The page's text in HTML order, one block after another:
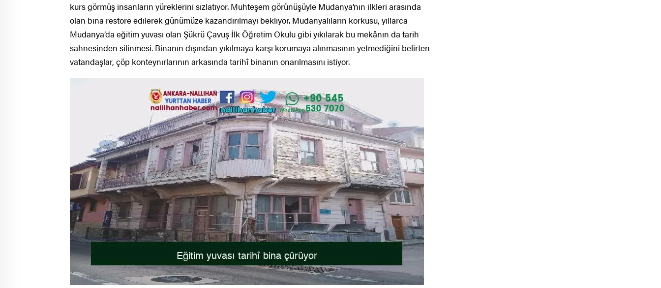
kurs görmüş insanların yüreklerini sızlatıyor. Muhteşem görünüşüyle Mudanya’nın ilkleri arasında
olan bina restore edilerek günümüze kazandırılmayı bekliyor. Mudanyalıların korkusu, yıllarca
Mudanya’da eğitim yuvası olan Şükrü Çavuş İlk Öğretim Okulu gibi yıkılarak bu mekânın da tarih
sahnesinden silinmesi. Binanın dışından yıkılmaya karşı korumaya alınmasının yetmediğini belirten
vatandaşlar, çöp konteynırlarının arkasında tarihî binanın onarılmasını istiyor.